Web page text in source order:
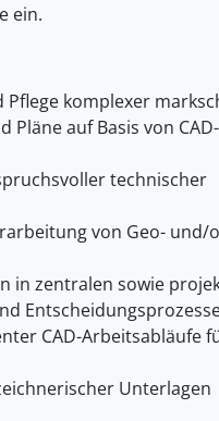
ein.
komplexer
auf Basis von
technischer
von Geo- und/
in zentralen sowie
CAD-Arbeitsabläufe
Unterlagen